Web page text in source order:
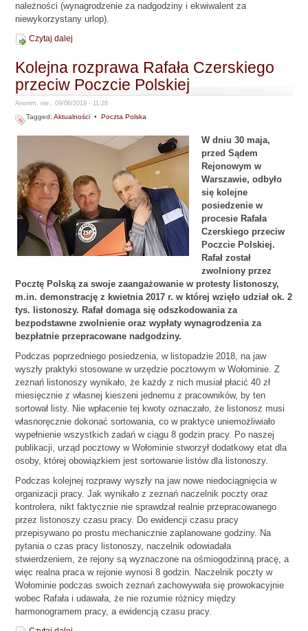
należności (wynagrodzenie za nadgodziny i ekwiwalent za
niewykorzystany urlop).
Czytaj dalej
Kolejna rozprawa Rafała Czerskiego
przeciw Poczcie Polskiej
Anonim, nie., 09/06/2019 - 11:28
Tagged:Aktualności •Poczta Polska
W dniu 30 maja,
przed Sądem
Rejonowym w
Warszawie, odbyło
się kolejne
posiedzenie w
procesie Rafała
Czerskiego przeciw
Poczcie Polskiej.
Rafał został
zwolniony przez
Pocztę Polską za swoje zaangażowanie w protesty listonoszy,
m.in. demonstrację z kwietnia 2017 r. w której wzięło udział ok. 2
tys. listonoszy. Rafał domaga się odszkodowania za
bezpodstawne zwolnienie oraz wypłaty wynagrodzenia za
bezpłatnie przepracowane nadgodziny.
Podczas poprzedniego posiedzenia, w listopadzie 2018, na jaw
wyszły praktyki stosowane w urzędzie pocztowym w Wołominie. Z
zeznań listonoszy wynikało, że każdy z nich musiał płacić 40 zł
miesięcznie z własnej kieszeni jednemu z pracowników, by ten
sortował listy. Nie wpłacenie tej kwoty oznaczało, że listonosz musi
własnoręcznie dokonać sortowania, co w praktyce uniemożliwiało
wypełnienie wszystkich zadań w ciągu 8 godzin pracy. Po naszej
publikacji, urząd pocztowy w Wołominie stworzył dodatkowy etat dla
osoby, której obowiązkiem jest sortowanie listów dla listonoszy.
Podczas kolejnej rozprawy wyszły na jaw nowe niedociągnięcia w
organizacji pracy. Jak wynikało z zeznań naczelnik poczty oraz
kontrolera, nikt faktycznie nie sprawdzał realnie przepracowanego
przez listonoszy czasu pracy. Do ewidencji czasu pracy
przepisywano po prostu mechanicznie zaplanowane godziny. Na
pytania o czas pracy listonoszy, naczelnik odowiadała
stwierdzeniem, że rejony są wyznaczone na ośmiogodzinną pracę, a
więc realna praca w rejonie wynosi 8 godzin. Naczelnik poczty w
Wołominie podczas swoich zeznań zachowywała się prowokacyjnie
wobec Rafała i udawała, że nie rozumie różnicy między
harmonogramem pracy, a ewidencją czasu pracy.